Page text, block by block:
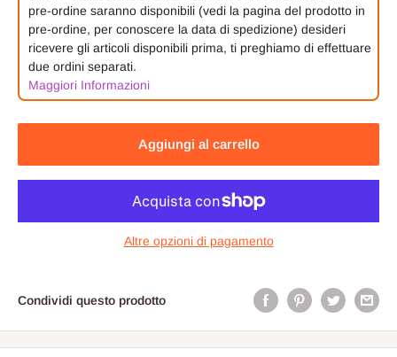
pre-ordine saranno disponibili (vedi la pagina del prodotto in
pre-ordine, per conoscere la data di spedizione) desideri
ricevere gli articoli disponibili prima, ti preghiamo di effettuare
due ordini separati.
Maggiori Informazioni
Aggiungi al carrello
Altre opzioni di pagamento
Condividi questo prodotto